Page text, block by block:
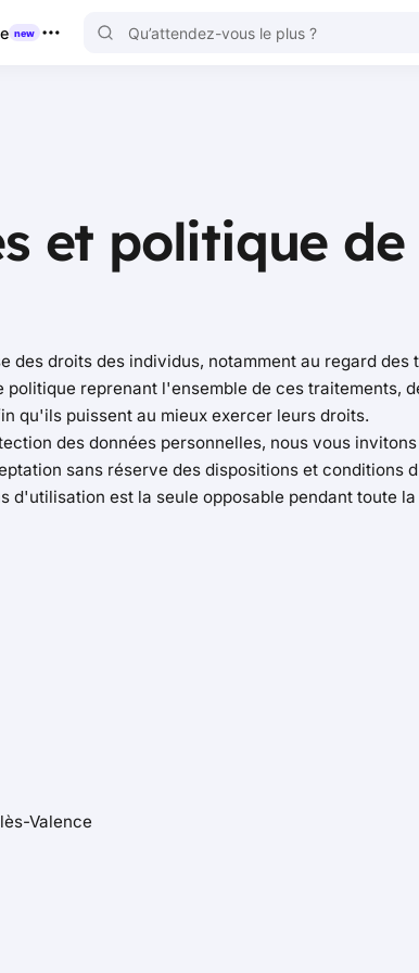
new
et politique
des droits des individus, notamment au regard
reprenant l'ensemble de ces traitements,
qu'ils puissent au mieux exercer leurs droits.
des données personnelles, nous vous
sans réserve des dispositions et conditions
d'utilisation est la seule opposable pendant toute
Valence